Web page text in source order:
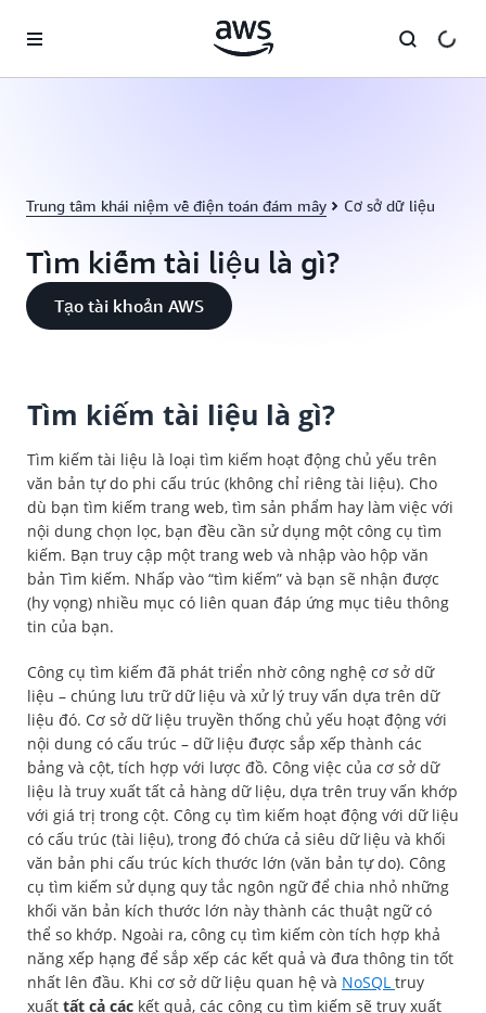
Trung tâm khái niệm về điện toán đám mây Cơ sở dữ liệu
Tìm kiếm tài liệu là gì?
Tạo tài khoản AWS
Tìm kiếm tài liệu là gì?
Tìm kiếm tài liệu là loại tìm kiếm hoạt động chủ yếu trên
văn bản tự do phi cấu trúc (không chỉ riêng tài liệu). Cho
dù bạn tìm kiếm trang web, tìm sản phẩm hay làm việc với
nội dung chọn lọc, bạn đều cần sử dụng một công cụ tìm
kiếm. Bạn truy cập một trang web và nhập vào hộp văn
bản Tìm kiếm. Nhấp vào “tìm kiếm” và bạn sẽ nhận được
(hy vọng) nhiều mục có liên quan đáp ứng mục tiêu thông
tin của bạn.
Công cụ tìm kiếm đã phát triển nhờ công nghệ cơ sở dữ
liệu – chúng lưu trữ dữ liệu và xử lý truy vấn dựa trên dữ
liệu đó. Cơ sở dữ liệu truyền thống chủ yếu hoạt động với
nội dung có cấu trúc – dữ liệu được sắp xếp thành các
bảng và cột, tích hợp với lược đồ. Công việc của cơ sở dữ
liệu là truy xuất tất cả hàng dữ liệu, dựa trên truy vấn khớp
với giá trị trong cột. Công cụ tìm kiếm hoạt động với dữ liệu
có cấu trúc (tài liệu), trong đó chứa cả siêu dữ liệu và khối
văn bản phi cấu trúc kích thước lớn (văn bản tự do). Công
cụ tìm kiếm sử dụng quy tắc ngôn ngữ để chia nhỏ những
khối văn bản kích thước lớn này thành các thuật ngữ có
thể so khớp. Ngoài ra, công cụ tìm kiếm còn tích hợp khả
năng xếp hạng để sắp xếp các kết quả và đưa thông tin tốt
nhất lên đầu. Khi cơ sở dữ liệu quan hệ và NoSQL truy
xuất tất cả các kết quả, các công cụ tìm kiếm sẽ truy xuất